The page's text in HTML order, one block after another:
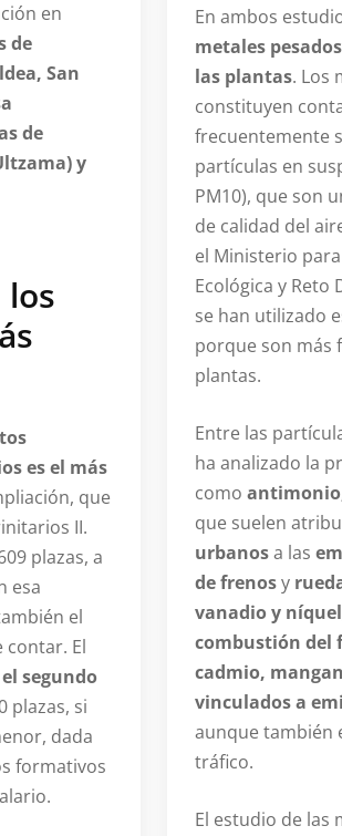
en
de
San
de
y
los
es el más
que
II.
plazas, a
esa
el
contar. El
segundo
plazas, si
dada
formativos
En ambos
metales
las plantas. Los
constituyen
frecuentemente
partículas en
PM10), que son
de calidad del
el Ministerio
Ecológica y Reto
se han utilizado
porque son más
plantas.
Entre las
ha analizado la
como
que suelen
urbanosa las
de frenosy
vanadio y
combustión del
cadmio,
vinculados a
aunque también
tráfico.
El estudio de las